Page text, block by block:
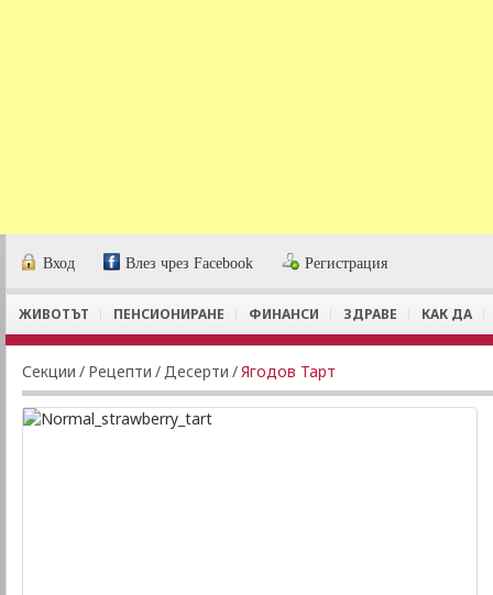
Вход Влез чрез Facebook Регистрация
ЖИВОТЪТ ПЕНСИОНИРАНЕ ФИНАНСИ ЗДРАВЕ КАК ДА
Секции / Рецепти /Десерти /Ягодов Тарт